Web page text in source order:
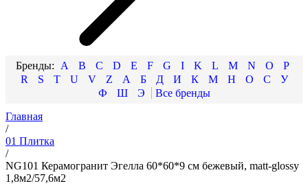
A B C D E F G I K L M N O
P
R
S T U V Z А Б Д И К М Н О С
У
Ф
Ш
Э
Главная
/
01 Плитка
/
NG101 Керамогранит Эгелла 60*60*9 см бежевый, matt-glossy
1,8м2/57,6м2